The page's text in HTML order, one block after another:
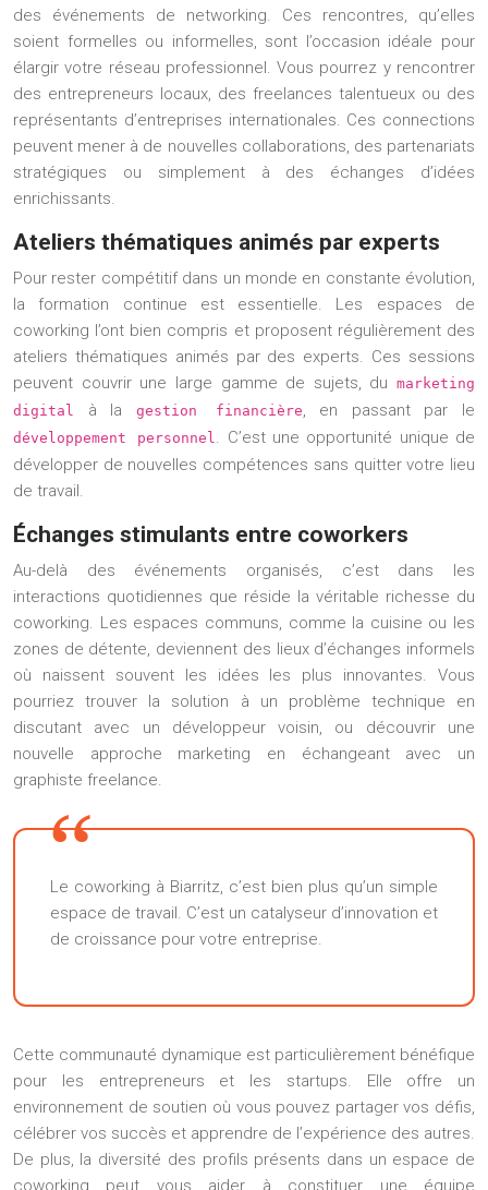
des événements de networking. Ces rencontres, qu’elles
soient formelles ou informelles, sont l’occasion idéale pour
élargir votre réseau professionnel. Vous pourrez y rencontrer
des entrepreneurs locaux, des freelances talentueux ou des
représentants d’entreprises internationales. Ces connections
peuvent mener à de nouvelles collaborations, des partenariats
stratégiques ou simplement à des échanges d’idées
enrichissants.
Ateliers thématiques animés par experts
Pour rester compétitif dans un monde en constante évolution,
la formation continue est essentielle. Les espaces de
coworking l’ont bien compris et proposent régulièrement des
ateliers thématiques animés par des experts. Ces sessions
peuvent couvrir une large gamme de sujets, du marketing
digital
à la gestion financière, en passant par le
développement personnel. C’est une opportunité unique de
développer de nouvelles compétences sans quitter votre lieu
de travail.
Échanges stimulants entre coworkers
Au-delà des événements organisés, c’est dans les
interactions quotidiennes que réside la véritable richesse du
coworking. Les espaces communs, comme la cuisine ou les
zones de détente, deviennent des lieux d’échanges informels
où naissent souvent les idées les plus innovantes. Vous
pourriez trouver la solution à un problème technique en
discutant avec un développeur voisin, ou découvrir une
nouvelle approche marketing en échangeant avec un
graphiste freelance.
Le coworking à Biarritz, c’est bien plus qu’un simple
espace de travail. C’est un catalyseur d’innovation et
de croissance pour votre entreprise.
Cette communauté dynamique est particulièrement bénéfique
pour les entrepreneurs et les startups. Elle offre un
environnement de soutien où vous pouvez partager vos défis,
célébrer vos succès et apprendre de l’expérience des autres.
De plus, la diversité des profils présents dans un espace de
coworking peut vous aider à constituer une équipe